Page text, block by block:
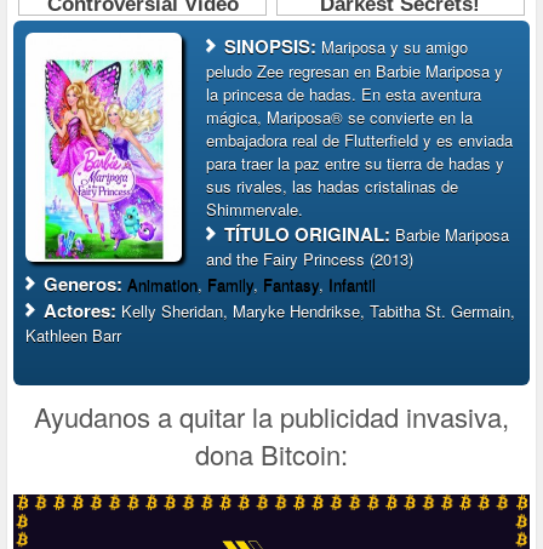
SINOPSIS: Mariposa y su amigo
peludo Zee regresan en Barbie Mariposa y
la princesa de hadas. En esta aventura
mágica, Mariposa® se convierte en la
embajadora real de Flutterfield y es enviada
para traer la paz entre su tierra de hadas y
sus rivales, las hadas cristalinas de
Shimmervale.
TÍTULO ORIGINAL: Barbie Mariposa
and the Fairy Princess (2013)
Generos:Animation, Family, Fantasy, Infantil
Actores: Kelly Sheridan, Maryke Hendrikse, Tabitha St. Germain,
Kathleen Barr
Ayudanos a quitar la publicidad invasiva,
dona Bitcoin: